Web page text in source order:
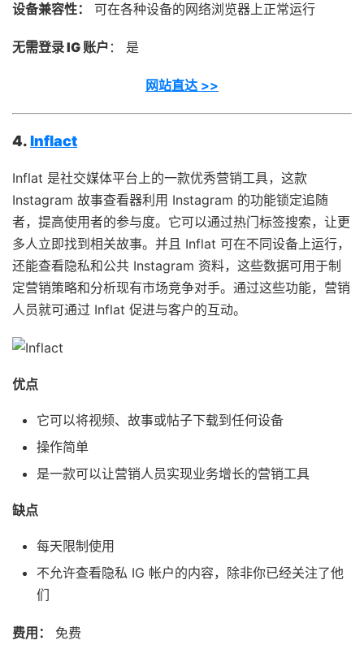
设备兼容性： 可在各种设备的网络浏览器上正常运行
无需登录 IG 账户 ： 是
网站直达 >>
4.Inflact
Inflat 是社交媒体平台上的一款优秀营销工具，这款
Instagram 故事查看器利用 Instagram 的功能锁定追随
者，提高使用者的参与度。它可以通过热门标签搜索，让更
多人立即找到相关故事。并且 Inflat 可在不同设备上运行，
还能查看隐私和公共 Instagram 资料，这些数据可用于制
定营销策略和分析现有市场竞争对手。通过这些功能，营销
人员就可通过 Inflat 促进与客户的互动。
优点
它可以将视频、故事或帖子下载到任何设备
操作简单
是一款可以让营销人员实现业务增长的营销工具
缺点
每天限制使用
不允许查看隐私 IG 帐户的内容，除非你已经关注了他
们
费用： 免费